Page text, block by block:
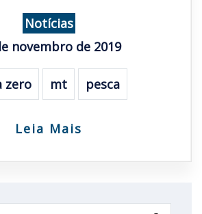
Notícias
novembro de 2019
zero mt pesca
Leia Mais